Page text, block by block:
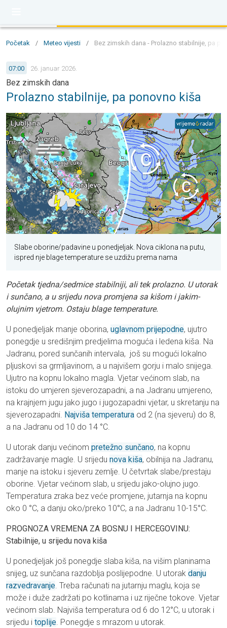
Početak / Meteo vijesti / Bez zimskih dana - Prolazno stabilnije, pa
07:00 26. januar 2026.
Bez zimskih dana
Prolazno stabilnije, pa ponovno kiša
Slabe oborine/padavine u ponedjeljak. Nova ciklona na putu,
ispred nje blage temperature se uzdižu prema nama
Početak tjedna/sedmice stabilniji, ali tek prolazno. U utorak
i sunčano, a u srijedu nova promjena sa kišom i jakim-
olujnim vjetrom. Ostaju blage temperature.
U ponedjeljak manje oborina, uglavnom prijepodne, ujutro
ponegdje u središnjim predjelima moguća i ledena kiša. Na
Jadranu, pored sunčanih intervala, još su mogući lokalno
pljuskovi sa grmljavinom, a u najvišem gorju i malo snijega.
Ujutro na kopnu lokalno magla. Vjetar većinom slab, na
istoku do umjeren sjeverozapadni, a na Jadranu umjereno,
na krajnjem jugu jako jugo i jugozapadni vjetar, u skretanju na
sjeverozapadni. Najviša temperatura od 2 (na sjeveru) do 8,
a na Jadranu od 10 do 14 °C.
U utorak danju većinom pretežno sunčano, na kopnu
zadržavanje magle. U srijedu nova kiša, obilnija na Jadranu,
manje na istoku i sjeveru zemlje. U četvrtak slabe/prestaju
oborine. Vjetar većinom slab, u srijedu jako-olujno jugo.
Temperatura zraka bez veće promjene, jutarnja na kopnu
oko 0 °C, a danju oko/preko 10°C, a na Jadranu 10-15°C.
PROGNOZA VREMENA ZA BOSNU I HERCEGOVINU:
Stabilnije, u srijedu nova kiša
U ponedjeljak još ponegdje slaba kiša, na višim planinama
snijeg, uz sunčana razdoblja poslijepodne. U utorak danju
razvedravanje. Treba računati na jutarnju maglu, koja se
može i duže zadržati po kotlinama i uz riječne tokove. Vjetar
većinom slab. Najviša temperatura od 6 do 12°C, u utorak i
srijedu i toplije. Ponegdje s mrazom u utorak.